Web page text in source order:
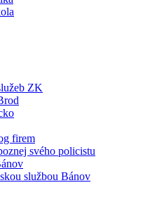
ZK
firem
svého policistu
službou Bánov